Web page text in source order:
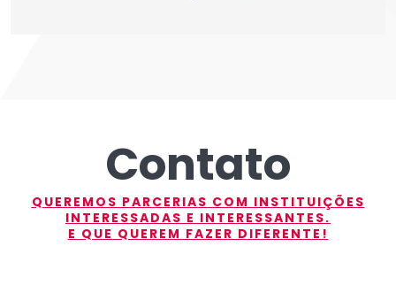
Contato
QUEREMOS PARCERIAS COM INSTITUIÇÕES
INTERESSADAS E INTERESSANTES.
E QUE QUEREM FAZER DIFERENTE!